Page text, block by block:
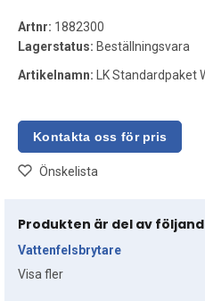
Artnr: 1882300
Lagerstatus: Beställningsvara
Artikelnamn: LK Standardpaket
Önskelista
Produkten är del av
Vattenfelsbrytare
Visa fler